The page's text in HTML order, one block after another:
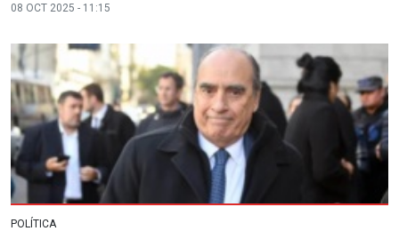
08 OCT 2025 - 11:15
POLÍTICA